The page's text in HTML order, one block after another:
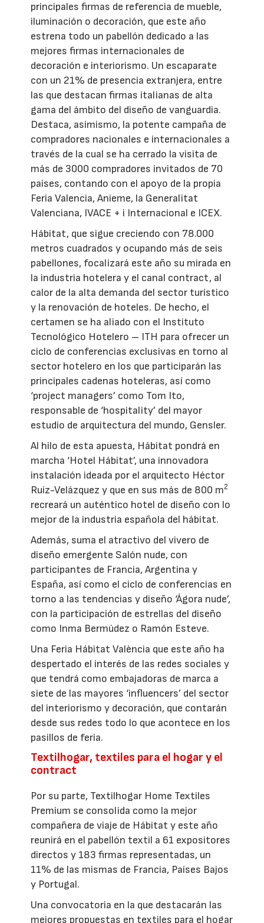
principales firmas de referencia de mueble,
iluminación o decoración, que este año
estrena todo un pabellón dedicado a las
mejores firmas internacionales de
decoración e interiorismo. Un escaparate
con un 21% de presencia extranjera, entre
las que destacan firmas italianas de alta
gama del ámbito del diseño de vanguardia.
Destaca, asimismo, la potente campaña de
compradores nacionales e internacionales a
través de la cual se ha cerrado la visita de
más de 3000 compradores invitados de 70
países, contando con el apoyo de la propia
Feria Valencia, Anieme, la Generalitat
Valenciana, IVACE + i Internacional e ICEX.
Hábitat, que sigue creciendo con 78.000
metros cuadrados y ocupando más de seis
pabellones, focalizará este año su mirada en
la industria hotelera y el canal contract, al
calor de la alta demanda del sector turístico
y la renovación de hoteles. De hecho, el
certamen se ha aliado con el Instituto
Tecnológico Hotelero – ITH para ofrecer un
ciclo de conferencias exclusivas en torno al
sector hotelero en los que participarán las
principales cadenas hoteleras, así como
‘project managers’ como Tom Ito,
responsable de ‘hospitality’ del mayor
estudio de arquitectura del mundo, Gensler.
Al hilo de esta apuesta, Hábitat pondrá en
marcha ‘Hotel Hábitat’, una innovadora
instalación ideada por el arquitecto Héctor
Ruiz-Velázquez y que en sus más de 800 m2
recreará un auténtico hotel de diseño con lo
mejor de la industria española del hábitat.
Además, suma el atractivo del vivero de
diseño emergente Salón nude, con
participantes de Francia, Argentina y
España, así como el ciclo de conferencias en
torno a las tendencias y diseño ‘Ágora nude’,
con la participación de estrellas del diseño
como Inma Bermúdez o Ramón Esteve.
Una Feria Hábitat València que este año ha
despertado el interés de las redes sociales y
que tendrá como embajadoras de marca a
siete de las mayores ‘influencers’ del sector
del interiorismo y decoración, que contarán
desde sus redes todo lo que acontece en los
pasillos de feria.
Textilhogar, textiles para el hogar y el
contract
Por su parte, Textilhogar Home Textiles
Premium se consolida como la mejor
compañera de viaje de Hábitat y este año
reunirá en el pabellón textil a 61 expositores
directos y 183 firmas representadas, un
11% de las mismas de Francia, Países Bajos
y Portugal.
Una convocatoria en la que destacarán las
mejores propuestas en textiles para el hogar